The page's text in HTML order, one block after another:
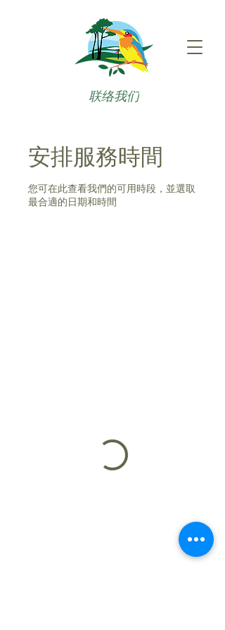
联络我们
安排服務時間
您可在此查看我們的可用時段，並選取
最合適的日期和時間